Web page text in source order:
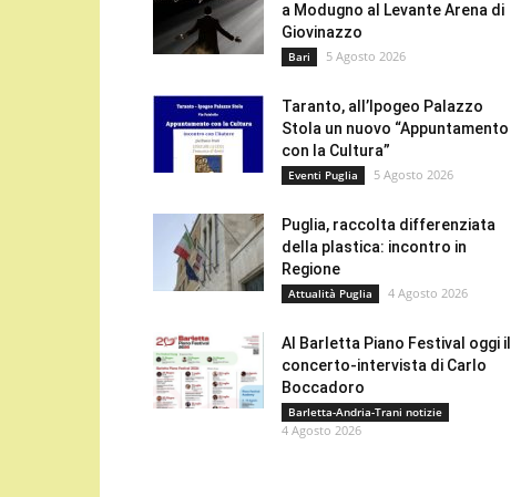
a Modugno al Levante Arena di
Giovinazzo
Bari 5 Agosto 2026
Taranto, all’Ipogeo Palazzo
Stola un nuovo “Appuntamento
con la Cultura”
Eventi Puglia 5 Agosto 2026
Puglia, raccolta differenziata
della plastica: incontro in
Regione
Attualità Puglia 4 Agosto 2026
Al Barletta Piano Festival oggi il
concerto-intervista di Carlo
Boccadoro
Barletta-Andria-Trani notizie
4 Agosto 2026